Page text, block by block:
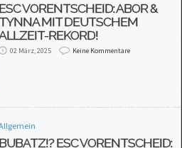
ESC VORENTSCHEID: ABOR &
MIT DEUTSCHEM
REKORD!
02 März, 2025 Keine Kommentare
BUBATZ!? ESC VORENTSCHEID: